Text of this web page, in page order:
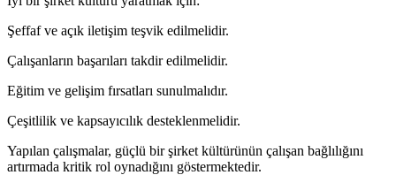
Şeffaf ve açık iletişim teşvik edilmelidir.
Çalışanların başarıları takdir edilmelidir.
Eğitim ve gelişim fırsatları sunulmalıdır.
Çeşitlilik ve kapsayıcılık desteklenmelidir.
Yapılan çalışmalar, güçlü bir şirket kültürünün çalışan bağlılığını
artırmada kritik rol oynadığını göstermektedir.